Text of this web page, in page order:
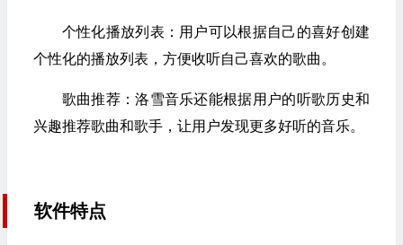
个性化播放列表：用户可以根据自己的喜好创建
个性化的播放列表，方便收听自己喜欢的歌曲。
歌曲推荐：洛雪音乐还能根据用户的听歌历史和
兴趣推荐歌曲和歌手，让用户发现更多好听的音乐。
软件特点